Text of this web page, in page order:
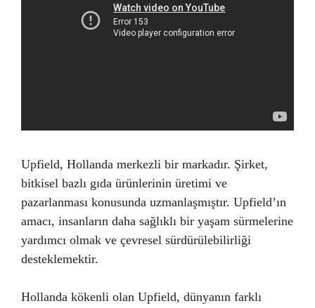
Upfield, Hollanda merkezli bir markadır. Şirket,
bitkisel bazlı gıda ürünlerinin üretimi ve
pazarlanması konusunda uzmanlaşmıştır. Upfield’ın
amacı, insanların daha sağlıklı bir yaşam sürmelerine
yardımcı olmak ve çevresel sürdürülebilirliği
desteklemektir.
Hollanda kökenli olan Upfield, dünyanın farklı